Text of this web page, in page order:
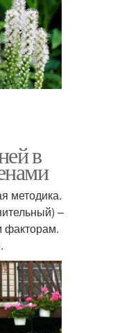
в
методика.
–
факторам.